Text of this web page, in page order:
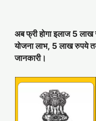
अब फ्री होगा इलाज 5
योजना लाभ, 5 लाख रुपये
जानकारी।